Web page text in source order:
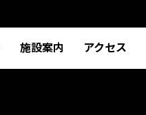
施設案内 アクセス